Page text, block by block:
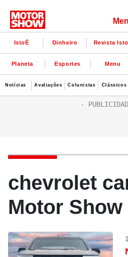
IstoÉ Dinheiro Revista
Planeta Esportes Menu
Notícias Avaliações Colunistas Clássicos
chevrolet
Motor Show